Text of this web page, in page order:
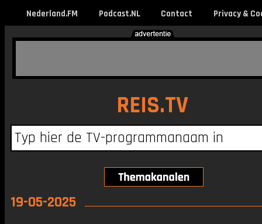
Nederland.FM Podcast.NL Contact Privacy &
REIS.TV
19-05-2025